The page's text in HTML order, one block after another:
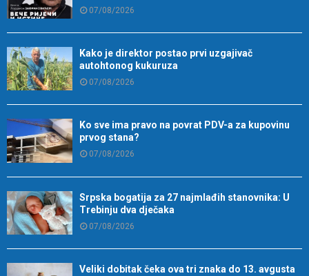
07/08/2026
Kako je direktor postao prvi uzgajivač
autohtonog kukuruza
07/08/2026
Ko sve ima pravo na povrat PDV-a za kupovinu
prvog stana?
07/08/2026
Srpska bogatija za 27 najmlađih stanovnika: U
Trebinju dva dječaka
07/08/2026
Veliki dobitak čeka ova tri znaka do 13. avgusta